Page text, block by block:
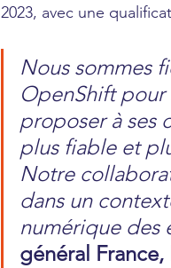
2023, avec une
Nous sommes
OpenShift pour
proposer à ses
plus fiable et
Notre
dans un
numérique des
général France,